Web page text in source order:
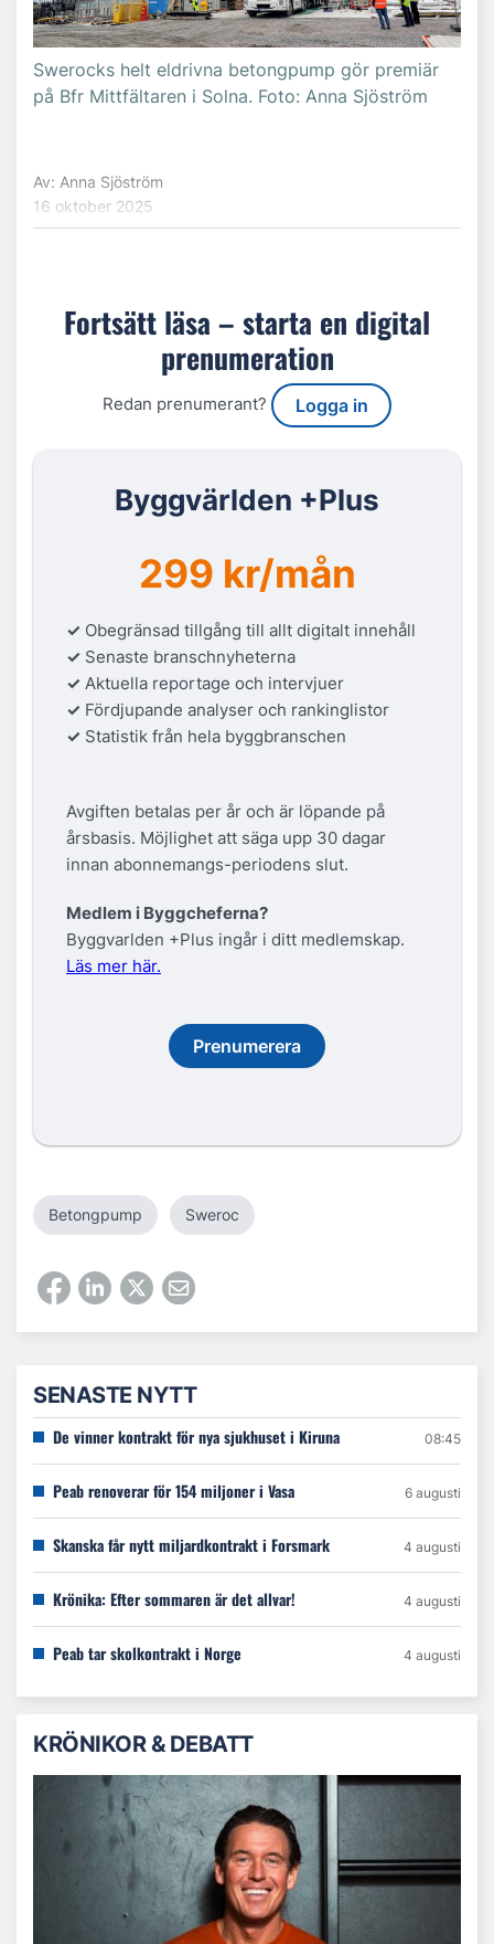
Swerocks helt eldrivna betongpump gör premiär
på Bfr Mittfältaren i Solna. Foto: Anna Sjöström
Av: Anna Sjöström
16 oktober 2025
Fortsätt läsa – starta en digital
prenumeration
Redan prenumerant? Logga in
Byggvärlden +Plus
299 kr/mån
✓ Obegränsad tillgång till allt digitalt innehåll
✓ Senaste branschnyheterna
✓ Aktuella reportage och intervjuer
✓ Fördjupande analyser och rankinglistor
✓ Statistik från hela byggbranschen
Avgiften betalas per år och är löpande på
årsbasis. Möjlighet att säga upp 30 dagar
innan abonnemangs-periodens slut.
Medlem i Byggcheferna?
Byggvarlden +Plus ingår i ditt medlemskap.
Läs mer här.
Prenumerera
Betongpump Sweroc
SENASTE NYTT
De vinner kontrakt för nya sjukhuset i Kiruna 08:45
Peab renoverar för 154 miljoner i Vasa 6 augusti
Skanska får nytt miljardkontrakt i Forsmark 4 augusti
Krönika: Efter sommaren är det allvar! 4 augusti
Peab tar skolkontrakt i Norge 4 augusti
KRÖNIKOR & DEBATT